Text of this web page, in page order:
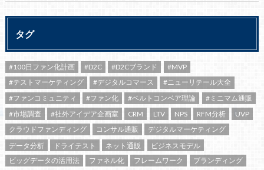
タグ
#100日ファン化計画 #D2C #D2Cブランド
#MVP
#テストマーケティング
#デジタルコマース
#ニューリテール大全
#ファンコミュニティ
#ファン化 #ベルトコンベア理論
#ミニマム通販
#市場調査
#社外アイデア企画室 CRM LTV NPS RFM分析
UVP
クラウドファンディング
コンサル通販
デジタルマーケティング
データ分析
ドライテスト ネット通販
ビジネスモデル
ビッグデータの活用法
ファネル化 フレームワーク
ブランディング